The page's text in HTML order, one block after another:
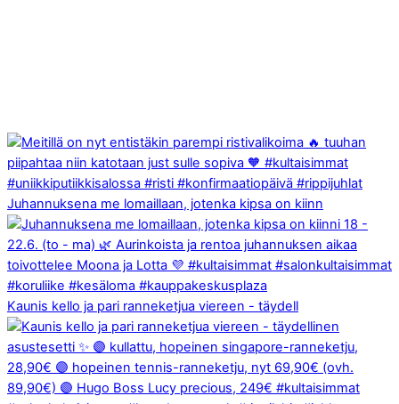
Juhannuksena me lomaillaan, jotenka kipsa on kiinn
Kaunis kello ja pari ranneketjua viereen - täydell